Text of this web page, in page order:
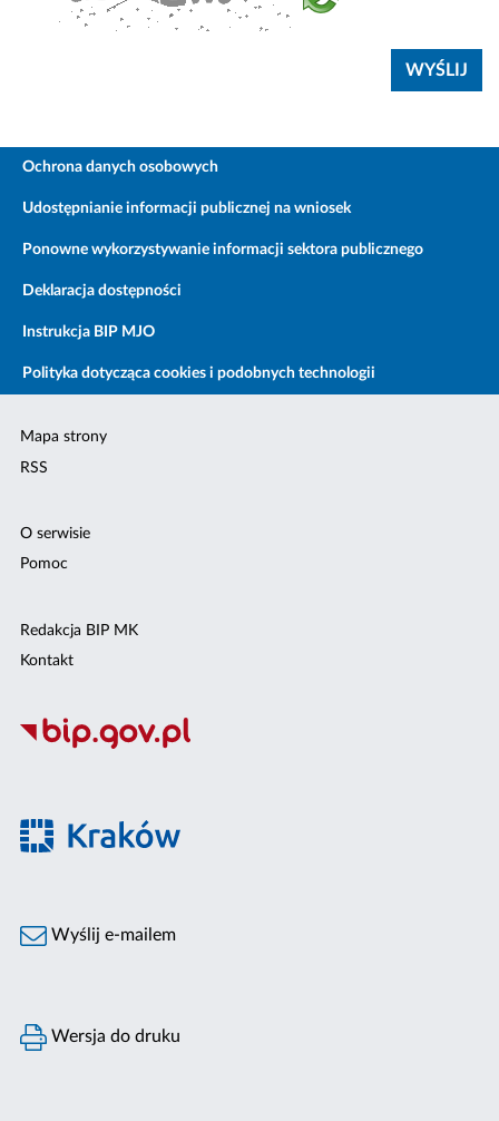
Ochrona danych osobowych
Udostępnianie informacji publicznej na wniosek
Ponowne wykorzystywanie informacji sektora publicznego
Deklaracja dostępności
Instrukcja BIP MJO
Polityka dotycząca cookies i podobnych technologii
Mapa strony
RSS
O serwisie
Pomoc
Redakcja BIP MK
Kontakt
Wyślij e-mailem
Wersja do druku